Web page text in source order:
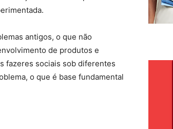
antigos, o que não
de produtos e
fazeres sociais sob diferentes
o que é base fundamental